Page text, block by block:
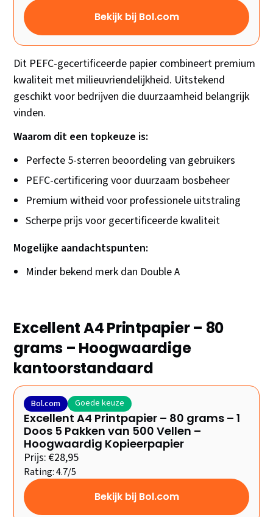
Bekijk bij Bol.com
Dit PEFC-gecertificeerde papier combineert premium
kwaliteit met milieuvriendelijkheid. Uitstekend
geschikt voor bedrijven die duurzaamheid belangrijk
vinden.
Waarom dit een topkeuze is:
Perfecte 5-sterren beoordeling van gebruikers
PEFC-certificering voor duurzaam bosbeheer
Premium witheid voor professionele uitstraling
Scherpe prijs voor gecertificeerde kwaliteit
Mogelijke aandachtspunten:
Minder bekend merk dan Double A
Excellent A4 Printpapier – 80
grams – Hoogwaardige
kantoorstandaard
Bol.com Goede keuze
Excellent A4 Printpapier – 80 grams – 1
Doos 5 Pakken van 500 Vellen –
Hoogwaardig Kopieerpapier
Prijs: €28,95
Rating: 4.7/5
Bekijk bij Bol.com